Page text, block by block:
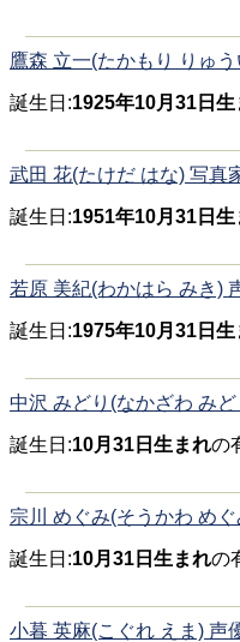
鷹森 立一(たかもり りゅ
誕生日:1925年10月31日生
武田 花(たけだ はな) 写真
誕生日:1951年10月31日生
若原 美紀(わかはら みき)
誕生日:1975年10月31日生
中沢 みどり(なかざわ み
誕生日:10月31日生まれの
宗川 めぐみ(そうかわ め
誕生日:10月31日生まれの
小暮 英麻(こぐれ えま) 声